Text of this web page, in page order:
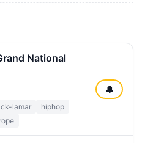
National
lamar
hiphop
🔔